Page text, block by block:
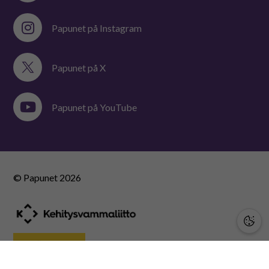
Papunet på Instagram
Papunet på X
Papunet på YouTube
© Papunet 2026